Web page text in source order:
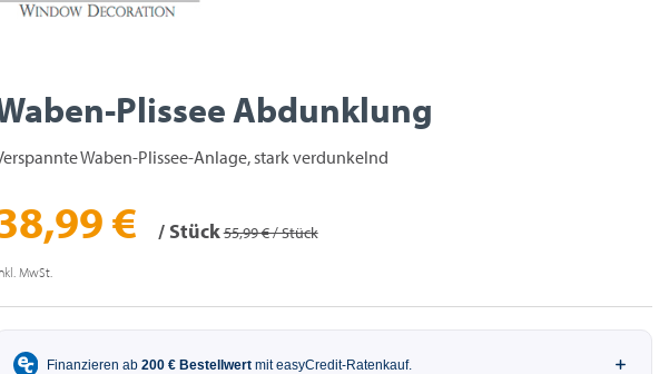
Plissee Abdunklung
Waben-Plissee-Anlage, stark verdunkelnd
€ / Stück55,99 € / Stück
MwSt.